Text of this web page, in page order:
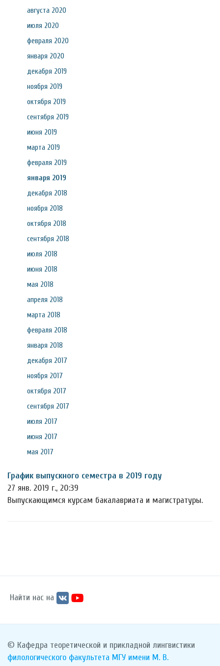
августа 2020
июля 2020
февраля 2020
января 2020
декабря 2019
ноября 2019
октября 2019
сентября 2019
июня 2019
марта 2019
февраля 2019
января 2019
декабря 2018
ноября 2018
октября 2018
сентября 2018
июля 2018
июня 2018
мая 2018
апреля 2018
марта 2018
февраля 2018
января 2018
декабря 2017
ноября 2017
октября 2017
сентября 2017
июля 2017
июня 2017
мая 2017
График выпускного семестра в 2019 году
27 янв. 2019 г., 20:39
Выпускающимся курсам бакалавриата и магистратуры.
Найти нас на
© Кафедра теоретической и прикладной лингвистики
филологического факультета МГУ имени М. В.